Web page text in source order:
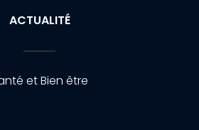
ACTUALITÉ
et Bien être